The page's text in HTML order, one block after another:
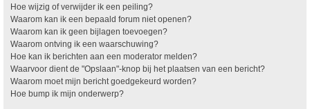
Hoe wijzig of verwijder ik een peiling?
Waarom kan ik een bepaald forum niet openen?
Waarom kan ik geen bijlagen toevoegen?
Waarom ontving ik een waarschuwing?
Hoe kan ik berichten aan een moderator melden?
Waarvoor dient de "Opslaan"-knop bij het plaatsen van een bericht?
Waarom moet mijn bericht goedgekeurd worden?
Hoe bump ik mijn onderwerp?